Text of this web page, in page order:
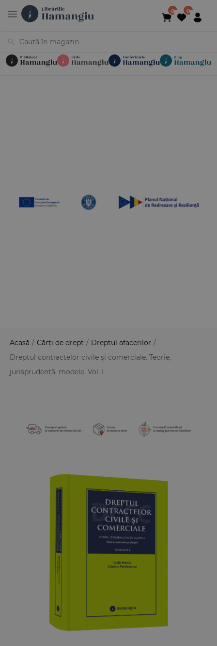
Acasă / Cărți de drept / Dreptul afacerilor /
Dreptul contractelor civile și comerciale. Teorie,
jurisprudență, modele. Vol. I